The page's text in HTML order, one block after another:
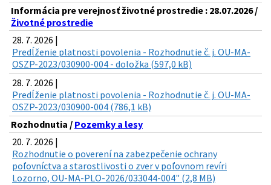
Informácia pre verejnosť životné prostredie : 28.07.2026 /
Životné prostredie
28. 7. 2026 |
Predĺženie platnosti povolenia - Rozhodnutie č. j. OU-MA-
OSZP-2023/030900-004 - doložka (597,0 kB)
28. 7. 2026 |
Predĺženie platnosti povolenia - Rozhodnutie č. j. OU-MA-
OSZP-2023/030900-004 (786,1 kB)
Rozhodnutia / Pozemky a lesy
20. 7. 2026 |
Rozhodnutie o poverení na zabezpečenie ochrany
poľovníctva a starostlivosti o zver v poľovnom revíri
Lozorno, OU-MA-PLO-2026/033044-004" (2,8 MB)